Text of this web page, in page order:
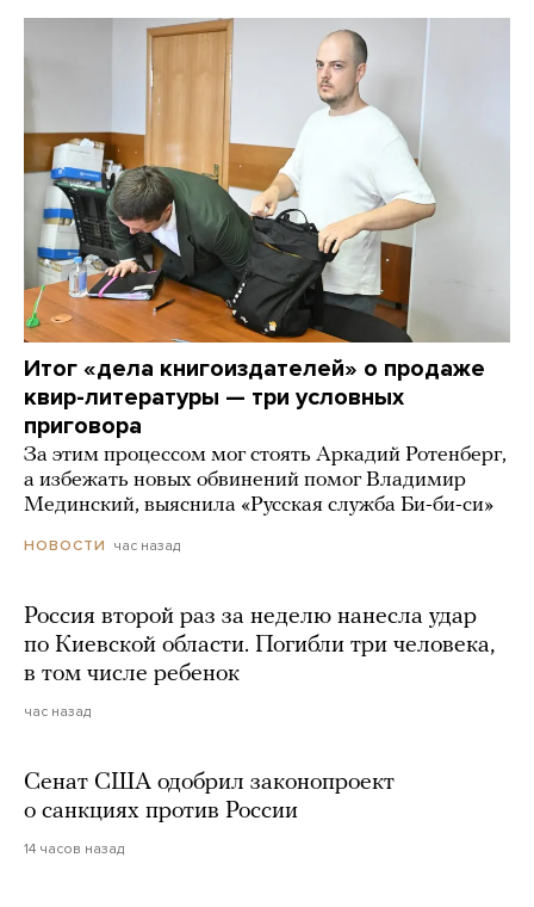
Итог «дела книгоиздателей» о продаже
квир-литературы — три условных
приговора
За этим процессом мог стоять Аркадий Ротенберг,
а избежать новых обвинений помог Владимир
Мединский, выяснила «Русская служба Би-би-си»
НОВОСТИ час назад
Россия второй раз за неделю нанесла удар
по Киевской области. Погибли три человека,
в том числе ребенок
час назад
Сенат США одобрил законопроект
о санкциях против России
14 часов назад